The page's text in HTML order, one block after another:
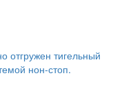
отгружен тигельный
нон-стоп.